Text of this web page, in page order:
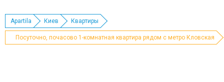
Apartila Киев Квартиры
Посуточно, почасово 1-комнатная квартира рядом с метро Кловская